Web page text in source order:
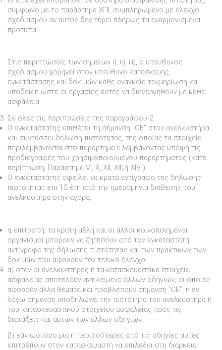
σύµφωνο µε το παράρτηµα ΧΠΙ, συµπληρωµένο µε έλεγχο
σχεδιασµού αν αυτός δεν τηρεί πλήρως τα εναρµονισµένα
πρότυπα.
Στις περιπτώσεις των σηµείων i), ii), iii), ο υπεύθυνος
σχεδιασµού χορηγεί στον υπεύθυνο κατασκευής,
εγκατάστασης και δοκιµών κάθε αναγκαία τεκµηρίωση και
υπόδειξη ώστε οι εργασίες αυτές να διενεργηθούν µε κάθε
ασφάλεια.
Σε όλες τις περιπτώσεις της παραγράφου 2:
Ο εγκαταστάτης επιθέτει τη σήµανση “CE” στον ανελκυστήρα
και συντάσσει δήλωση πιστότητας, της οποίας τα στοιχεία
περιλαµβάνονται στο παράρτηµα II λαµβάνοντας υπόψη τις
προδιαγραφές του χρησιµοποιούµενου παραρτήµατος (κατά
περίπτωση, Παράρτηµα VI, X, XII, XIII,ή XIV )
O εγκαταστάτης οφείλει να κρατά αντίγραφο της δήλωσης
πιστότητας επι 10 έτη από την ηµεροµηνία διάθεσης του
ανελκυστήρα στην αγορά,
η επιτροπή, τα κράτη µέλη και οι άλλοι κοινοποιηµένοι
οργανισµοί µπορούν να ζητήσουν από τον εγκαταστάτη
αντίγραφο της δήλωσης πιστότητας και των πρακτικών των
δοκιµών που αφορούν τον τελικό έλεγχο.
α) όταν οι ανελκυστήρες ή τα κατασκευαστικά στοιχεία
ασφαλείας αποτελούν αντικείµενο άλλων οδηγιών, οι οποίες
αφορούν άλλα θέµατα και προβλέπουν σήµανση “CE”, η εν
λόγω σήµανση υποδηλώνει την πιστότητα του ανελκυστήρα ή
του κατασκευαστικού στοιχείου ασφαλείας προς τις
διατάξεις και αυτών των άλλων οδηγιών.
β) εάν ωστόσο µια ή περισσότερες από τις οδηγίες αυτές
επιτρέπουν στον κατασκευαστή να επιλέξει στη διάρκεια